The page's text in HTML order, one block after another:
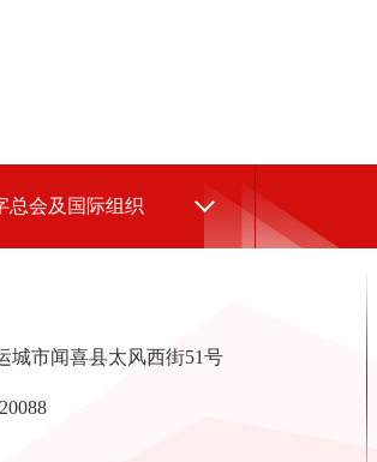
总会及国际组织
城市闻喜县太风西街51号